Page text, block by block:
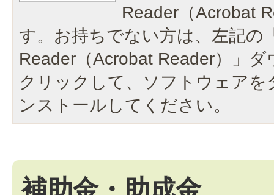
Reader（Acrobat
す。お持ちでない方は、左記の
Reader（Acrobat Reader）」
クリックして、ソフトウェア
ンストールしてください。